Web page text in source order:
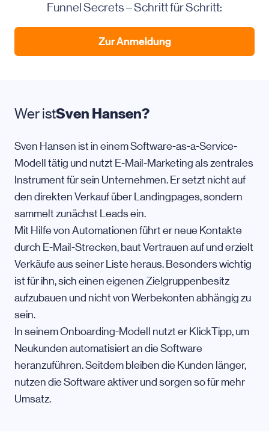
Funnel Secrets – Schritt für Schritt:
Zur Anmeldung
Wer istSven Hansen?
Sven Hansen ist in einem Software-as-a-Service-
Modell tätig und nutzt E-Mail-Marketing als zentrales
Instrument für sein Unternehmen. Er setzt nicht auf
den direkten Verkauf über Landingpages, sondern
sammelt zunächst Leads ein.
Mit Hilfe von Automationen führt er neue Kontakte
durch E-Mail-Strecken, baut Vertrauen auf und erzielt
Verkäufe aus seiner Liste heraus. Besonders wichtig
ist für ihn, sich einen eigenen Zielgruppenbesitz
aufzubauen und nicht von Werbekonten abhängig zu
sein.
In seinem Onboarding-Modell nutzt er KlickTipp, um
Neukunden automatisiert an die Software
heranzuführen. Seitdem bleiben die Kunden länger,
nutzen die Software aktiver und sorgen so für mehr
Umsatz.